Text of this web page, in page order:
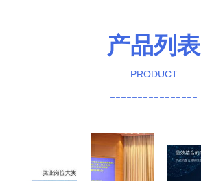
产品列表
PRODUCT
----------------